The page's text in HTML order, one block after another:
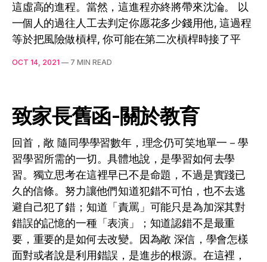
這虛高的進程。當然，這進程亦終將帶來沈淪。 以
一個人的過往人工去判定你愿花多少錢用他, 這過程
等於把風險做槓桿, 你可能在第二次槓桿時接了平
OCT 14, 2021 — 7 MIN READ
致家長舊函-關於教育
回首，敞 隨同學學習數年，理念仍可笑地單一－學
習學習所需的一切。具體地說，是學習如何去學
習。獨立思考在這裡早已不是命題，不過是實踐已
久的信條。努力讓他們知道犯錯不可怕，也不去逃
避自己犯了錯；知道「責罵」可能只是為加深其對
錯誤的記憶的一種「表演」；知道認錯不是最重
要，重要的是如何去改變。因為敞 深信，學會怎樣
面對或者說是利用錯誤，是進步的根源。在這裡，